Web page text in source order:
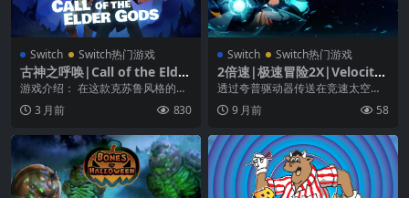
Switch Switch热门游戏
古神之呼唤|Call of the Elder
Gods中文
游戏介绍： 在这款克苏鲁风格的剧
情向解谜冒险游戏中，踏上前往地
球偏远角落的旅程，...
3 月前 830
Switch Switch热门游戏
2倍速|极速冒险2X|Velocity
2X
透过夸普驱动器传送在竞速太空战
中智取邪恶的沃科，接着让船舰入
港，跳出来徒步战斗！...
9 月前 58